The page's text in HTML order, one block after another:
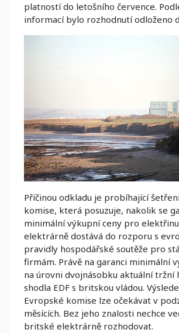
platností do letošního července.
informací bylo rozhodnutí odloženo
Příčinou odkladu je probíhající
komise, která posuzuje, nakolik se
minimální výkupní ceny pro
elektrárně dostává do rozporu s
pravidly hospodářské soutěže pro
firmám. Právě na garanci minimální
na úrovni dvojnásobku aktuální tržní
shodla EDF s britskou vládou.
Evropské komise lze očekávat v
měsících. Bez jeho znalosti nechce
britské elektrárně rozhodovat.